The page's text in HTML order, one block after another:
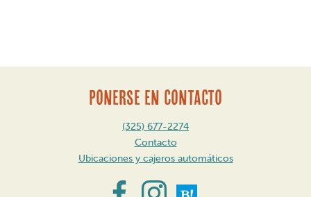
navegación
PONERSE EN CONTACTO
(325) 677-2274
Contacto
Ubicaciones y cajeros automáticos